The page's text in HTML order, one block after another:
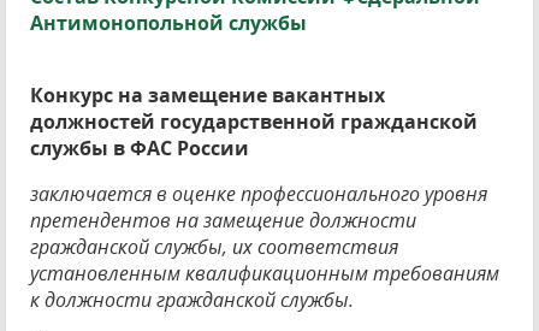
Антимонопольной службы
Конкурс на замещение вакантных
должностей государственной гражданской
службы в ФАС России
заключается в оценке профессионального уровня
претендентов на замещение должности
гражданской службы, их соответствия
установленным квалификационным требованиям
к должности гражданской службы.